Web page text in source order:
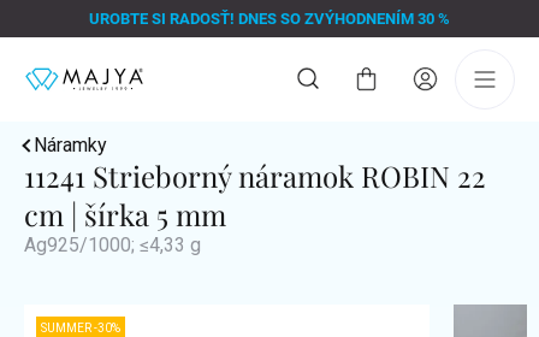
na
UROBTE SI RADOSŤ! DNES SO ZVÝHODNENÍM 30 %
Nákupný
Náramky
11241 Strieborný náramok ROBIN 22
cm | šírka 5 mm
Ag925/1000; ≤4,33 g
SUMMER -30%